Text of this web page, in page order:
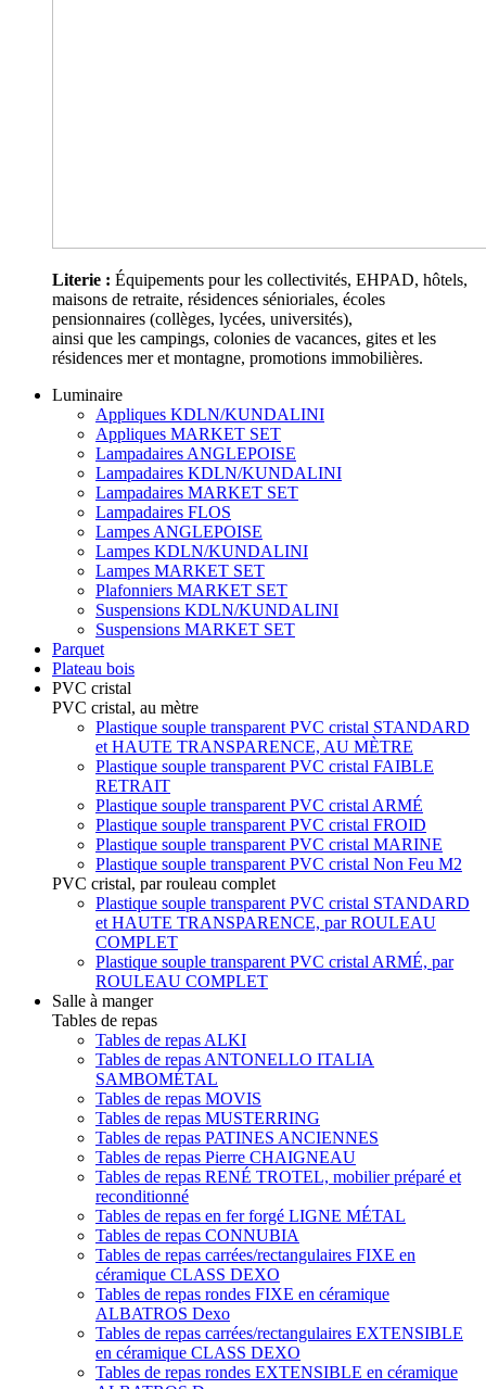
Literie : Équipements pour les collectivités, EHPAD, hôtels,
maisons de retraite, résidences sénioriales, écoles
pensionnaires (collèges, lycées, universités),
ainsi que les campings, colonies de vacances, gites et les
résidences mer et montagne, promotions immobilières.
Luminaire
Appliques KDLN/KUNDALINI
Appliques MARKET SET
Lampadaires ANGLEPOISE
Lampadaires KDLN/KUNDALINI
Lampadaires MARKET SET
Lampadaires FLOS
Lampes ANGLEPOISE
Lampes KDLN/KUNDALINI
Lampes MARKET SET
Plafonniers MARKET SET
Suspensions KDLN/KUNDALINI
Suspensions MARKET SET
Parquet
Plateau bois
PVC cristal
PVC cristal, au mètre
Plastique souple transparent PVC cristal STANDARD
et HAUTE TRANSPARENCE, AU MÈTRE
Plastique souple transparent PVC cristal FAIBLE
RETRAIT
Plastique souple transparent PVC cristal ARMÉ
Plastique souple transparent PVC cristal FROID
Plastique souple transparent PVC cristal MARINE
Plastique souple transparent PVC cristal Non Feu M2
PVC cristal, par rouleau complet
Plastique souple transparent PVC cristal STANDARD
et HAUTE TRANSPARENCE, par ROULEAU
COMPLET
Plastique souple transparent PVC cristal ARMÉ, par
ROULEAU COMPLET
Salle à manger
Tables de repas
Tables de repas ALKI
Tables de repas ANTONELLO ITALIA
SAMBOMÉTAL
Tables de repas MOVIS
Tables de repas MUSTERRING
Tables de repas PATINES ANCIENNES
Tables de repas Pierre CHAIGNEAU
Tables de repas RENÉ TROTEL, mobilier préparé et
reconditionné
Tables de repas en fer forgé LIGNE MÉTAL
Tables de repas CONNUBIA
Tables de repas carrées/rectangulaires FIXE en
céramique CLASS DEXO
Tables de repas rondes FIXE en céramique
ALBATROS Dexo
Tables de repas carrées/rectangulaires EXTENSIBLE
en céramique CLASS DEXO
Tables de repas rondes EXTENSIBLE en céramique